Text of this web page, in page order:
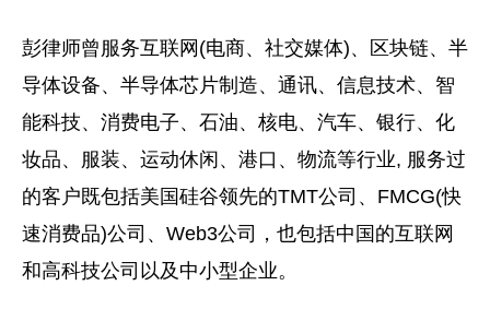
彭律师曾服务互联网(电商、社交媒体)、区块链、半
导体设备、半导体芯片制造、通讯、信息技术、智
能科技、消费电子、石油、核电、汽车、银行、化
妆品、服装、运动休闲、港口、物流等行业, 服务过
的客户既包括美国硅谷领先的TMT公司、FMCG(快
速消费品)公司、Web3公司，也包括中国的互联网
和高科技公司以及中小型企业。